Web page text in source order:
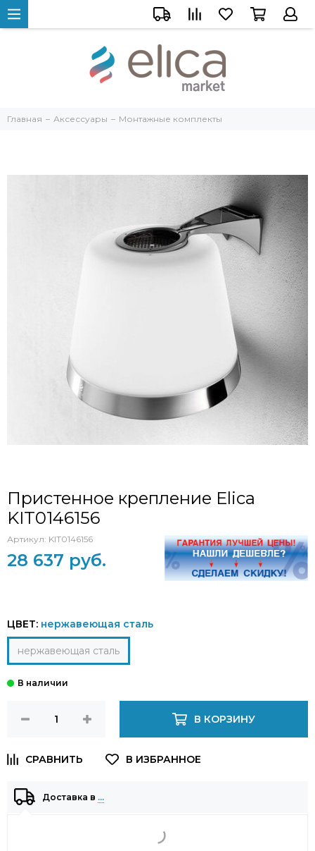
Главная Аксессуары Монтажные комплекты
Пристенное крепление Elica
KIT0146156
Артикул: KIT0146156
28 637 руб.
ЦВЕТ: нержавеющая сталь
нержавеющая сталь
В КОРЗИНУ
Доставка в …